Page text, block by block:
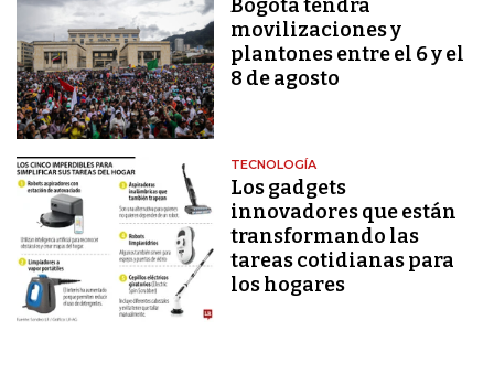
Bogotá tendrá
movilizaciones y
plantones entre el 6 y el
8 de agosto
TECNOLOGÍA
Los gadgets
innovadores que están
transformando las
tareas cotidianas para
los hogares